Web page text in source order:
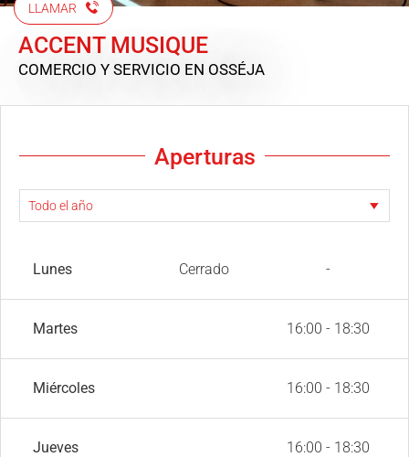
LLAMAR
ACCENT MUSIQUE
COMERCIO Y SERVICIO EN OSSÉJA
Aperturas
Lunes Cerrado -
Martes 16:00 - 18:30
Miércoles 16:00 - 18:30
Jueves 16:00 - 18:30